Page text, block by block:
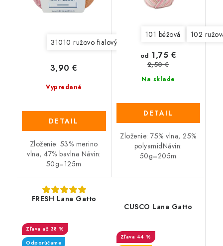
31010 ružovo fialový mix 31013 modro zelený mix
Vypredané
3,90 €
DETAIL
Zloženie: 53% merino
vlna, 47% bavlna Návin:
50g=125m
101 béžová 102
Na sklade
od 1,75 €
2,50 €
DETAIL
Zloženie: 75% vlna, 25%
polyamidNávin:
50g=205m
FRESH Lana Gatto
až 38 %
Odporúčame
CUSCO Lana Gatto
44 %